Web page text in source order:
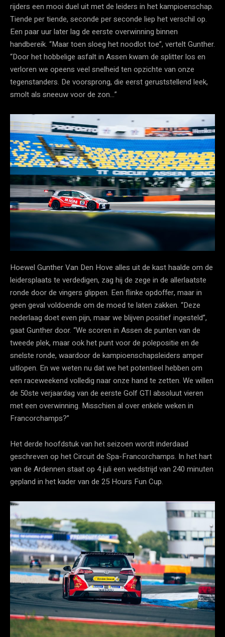
rijders een mooi duel uit met de leiders in het kampioenschap.
Tiende per tiende, seconde per seconde liep het verschil op.
Een paar uur later lag de eerste overwinning binnen
handbereik. “Maar toen sloeg het noodlot toe”, vertelt Gunther.
“Door het hobbelige asfalt in Assen kwam de splitter los en
verloren we opeens veel snelheid ten opzichte van onze
tegenstanders. De voorsprong, die eerst geruststellend leek,
smolt als sneeuw voor de zon…”
Hoewel Gunther Van Den Hove alles uit de kast haalde om de
leidersplaats te verdedigen, zag hij de zege in de allerlaatste
ronde door de vingers glippen. Een flinke opdoffer, maar in
geen geval voldoende om de moed te laten zakken. “Deze
nederlaag doet even pijn, maar we blijven positief ingesteld”,
gaat Gunther door. “We scoren in Assen de punten van de
tweede plek, maar ook het punt voor de polepositie en de
snelste ronde, waardoor de kampioenschapsleiders amper
uitlopen. En we weten nu dat we het potentieel hebben om
een raceweekend volledig naar onze hand te zetten. We willen
de 50ste verjaardag van de eerste Golf GTI absoluut vieren
met een overwinning. Misschien al over enkele weken in
Francorchamps?”
Het derde hoofdstuk van het seizoen wordt inderdaad
geschreven op het Circuit de Spa-Francorchamps. In het hart
van de Ardennen staat op 4 juli een wedstrijd van 240 minuten
gepland in het kader van de 25 Hours Fun Cup.